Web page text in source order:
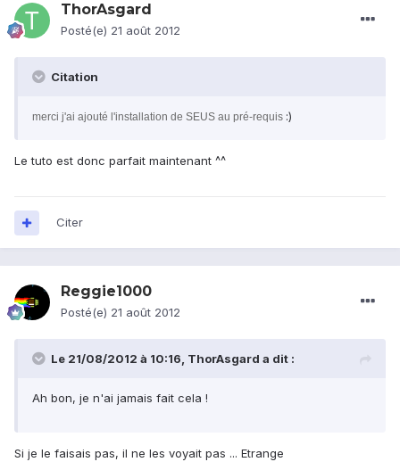
ThorAsgard
Posté(e) 21 août 2012
Citation
merci j'ai ajouté l'installation de SEUS au pré-requis :)
Le tuto est donc parfait maintenant ^^
Citer
Reggie1000
Posté(e) 21 août 2012
Le 21/08/2012 à 10:16, ThorAsgard a dit :
Ah bon, je n'ai jamais fait cela !
Si je le faisais pas, il ne les voyait pas ... Etrange